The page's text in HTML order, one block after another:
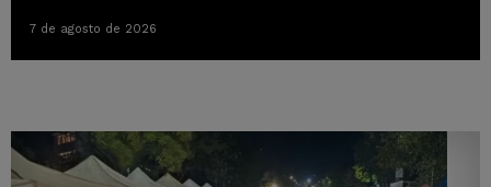
7 de agosto de 2026